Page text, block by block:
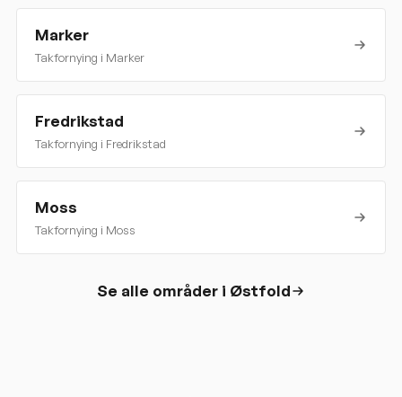
Marker
Takfornying i Marker
Fredrikstad
Takfornying i Fredrikstad
Moss
Takfornying i Moss
Se alle områder i Østfold